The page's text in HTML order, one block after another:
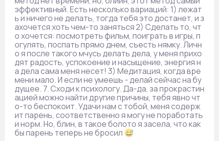
эффективный. Есть несколько вариаций: 1) лежат
ь и ничего не делать, тогда тебя это достанет, и з
ахочется хоть чем-то заняться 2) Сделать то, чт
о хочется: посмотреть фильм, поиграть в игры, п
огулять, поспать прямо днем, съесть нямку. Личн
о я после такого мчусь делать дела, у меня прихо
дят радость, успокоение и насыщение, энергия н
а дела сама меня несет! 3) Медитация, когда вре
мени мало. И если не умеешь - делай сейчас на бу
дущее. 7. Сходи к психологу. Да-да, за прокрастин
ацией можно найти другие причины, тебя явно чт
о-то беспокоит. Удачи нам с тобой, меня содерж
ит парень, соответственно я могу не поработать
и норм. Но, блин, в такое болото я засела, что как
бы парень теперь не бросил 😅